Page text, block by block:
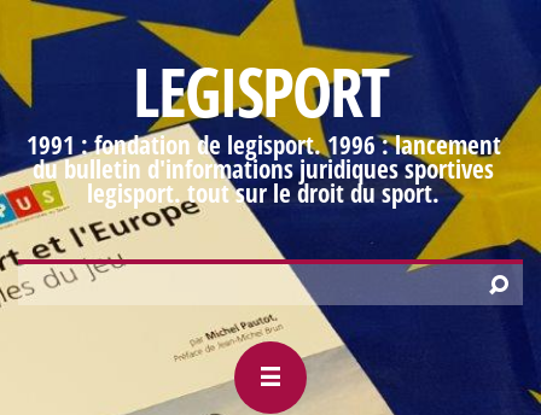
LEGISPORT
1991 : fondation de legisport. 1996 : lancement
du bulletin d'informations juridiques sportives
legisport. tout sur le droit du sport.